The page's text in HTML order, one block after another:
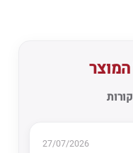
המוצר
27/07/2026